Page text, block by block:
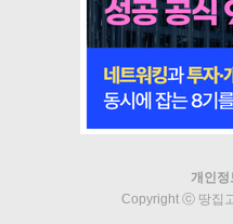
개인정
Copyright ⓒ 땅집